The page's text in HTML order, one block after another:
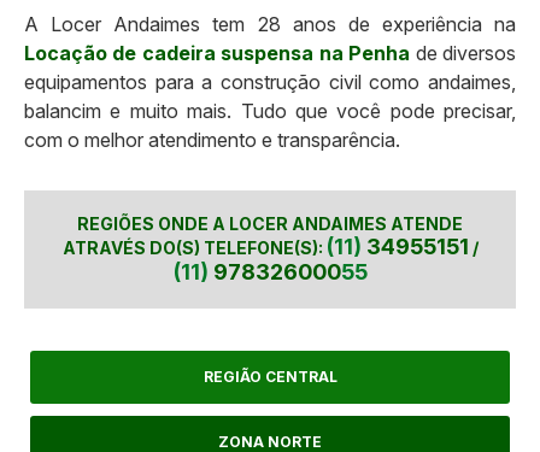
A Locer Andaimes tem 28 anos de experiência na
Locação de cadeira suspensa na Penha de diversos
equipamentos para a construção civil como andaimes,
balancim e muito mais. Tudo que você pode precisar,
com o melhor atendimento e transparência.
REGIÕES ONDE A LOCER ANDAIMES ATENDE
ATRAVÉS DO(S) TELEFONE(S): (11) 34955151 /
(11) 97832600055
REGIÃO CENTRAL
ZONA NORTE